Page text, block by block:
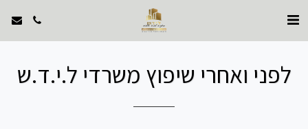
לפני ואחרי שיפוץ משרדי ל.י.ד.ש